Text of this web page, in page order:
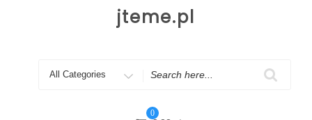
jteme.pl
Search
0